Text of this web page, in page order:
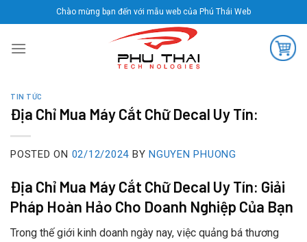
to
content
Chào mừng bạn đến với mẫu web của Phú Thái Web
TIN TỨC
Địa Chỉ Mua Máy Cắt Chữ Decal Uy Tín:
POSTED ON 02/12/2024 BY NGUYEN PHUONG
Địa Chỉ Mua Máy Cắt Chữ Decal Uy Tín: Giải
Pháp Hoàn Hảo Cho Doanh Nghiệp Của Bạn
Trong thế giới kinh doanh ngày nay, việc quảng bá thương